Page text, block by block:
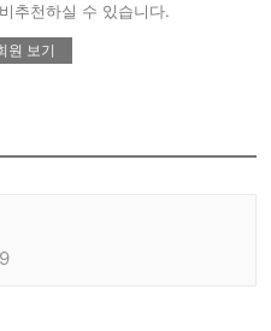
추천하실 수 있습니다.
원 보기